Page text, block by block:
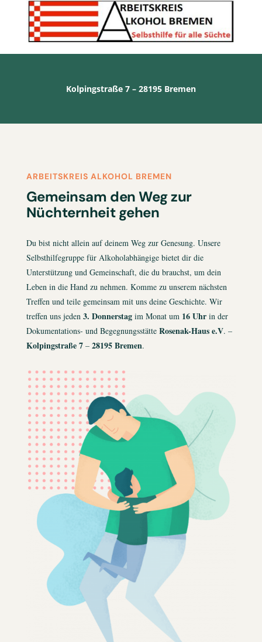
Kolpingstraße 7 – 28195 Bremen
ARBEITSKREIS ALKOHOL BREMEN
Gemeinsam den Weg zur
Nüchternheit gehen
Du bist nicht allein auf deinem Weg zur Genesung. Unsere
Selbsthilfegruppe für Alkoholabhängige bietet dir die
Unterstützung und Gemeinschaft, die du brauchst, um dein
Leben in die Hand zu nehmen. Komme zu unserem nächsten
Treffen und teile gemeinsam mit uns deine Geschichte. Wir
treffen uns jeden 3. Donnerstagim Monat um 16 Uhrin der
Dokumentations- und Begegnungsstätte Rosenak-Haus e.V. –
Kolpingstraße 7– 28195 Bremen.